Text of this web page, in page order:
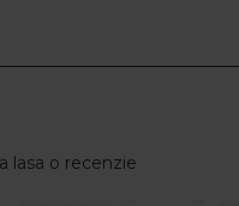
lasa o recenzie